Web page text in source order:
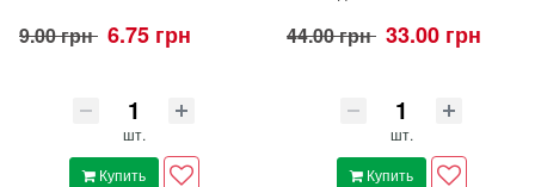
9.00 грн 6.75 грн
шт.
Купить
44.00 грн 33.00 грн
шт.
Купить